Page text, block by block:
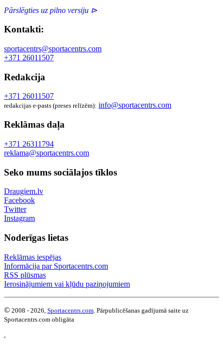
Pārslēgties uz pilno versiju ⊳
Kontakti:
sportacentrs@sportacentrs.com
+371 26011507
Redakcija
+371 26011507
redakcijas e-pasts (preses relīzēm): info@sportacentrs.com
Reklāmas daļa
+371 26311794
reklama@sportacentrs.com
Seko mums sociālajos tīklos
Draugiem.lv
Facebook
Twitter
Instagram
Noderīgas lietas
Reklāmas iespējas
Informācija par Sportacentrs.com
RSS plūsmas
Ierosinājumiem vai kļūdu paziņojumiem
© 2008 - 2026, Sportacentrs.com . Pārpublicēšanas gadījumā saite uz
Sportacentrs.com obligāta